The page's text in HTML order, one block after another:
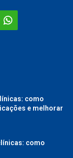
como
e melhorar
como